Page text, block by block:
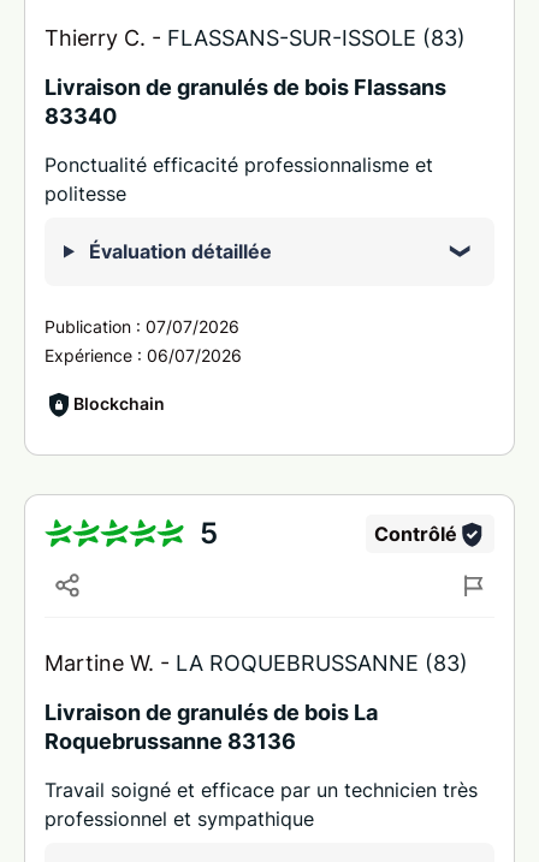
Thierry C. - FLASSANS-SUR-ISSOLE (83)
Livraison de granulés de bois Flassans
83340
Ponctualité efficacité professionnalisme et
politesse
Évaluation détaillée
Publication : 07/07/2026
Expérience : 06/07/2026
Blockchain
5 Contrôlé
Martine W. - LA ROQUEBRUSSANNE (83)
Livraison de granulés de bois La
Roquebrussanne 83136
Travail soigné et efficace par un technicien très
professionnel et sympathique